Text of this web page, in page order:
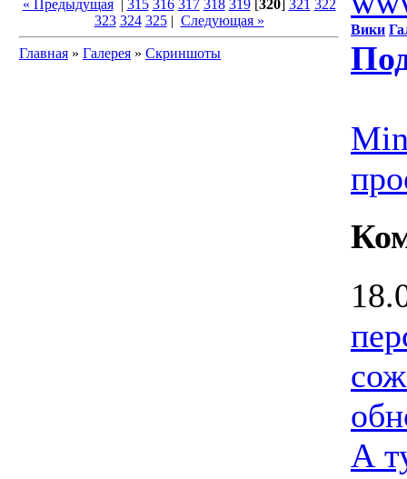
« Предыдущая| 315 316 317 318 319[320] 321 322
323 324 325| Следующая »
Главная » Галерея » Скриншоты
Вики
А